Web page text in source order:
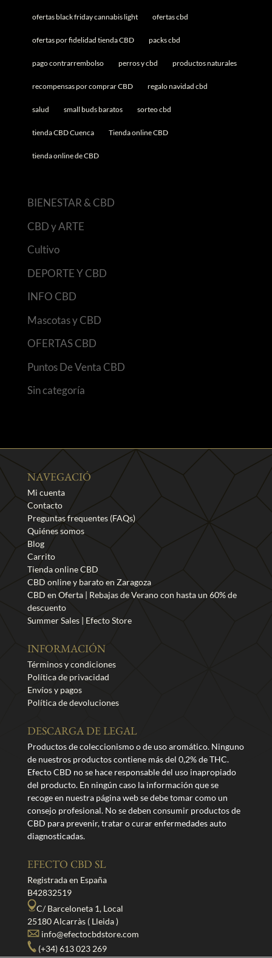
ofertas black friday cannabis light ofertas cbd
ofertas por fidelidad tienda CBD packs cbd
pago contrarrembolso perros y cbd productos naturales
recompensas por comprar CBD regalo navidad cbd
salud small buds baratos sorteo cbd
tienda CBD Cuenca Tienda online CBD
tienda online de CBD
BIENESTAR & CBD
CBD y ARTE
Cultivo
DEPORTE Y CBD
INFO CBD
Mascotas y CBD
OFERTAS CBD
Puntos De Venta CBD
Sin categoría
NAVEGACIÓ
Mi cuenta
Contacto
Preguntas frequentes (FAQs)
Quiénes somos
Blog
Carrito
Tienda online CBD
CBD online y barato en Zaragoza
CBD en Oferta | Rebajas de Verano con hasta un 60% de
descuento
Summer Sales | Efecto Store
INFORMACIÓN
Términos y condiciones
Política de privacidad
Envíos y pagos
Política de devoluciones
DESCARGA DE LEGAL
Productos de coleccionismo o de uso aromático. Ninguno
de nuestros productos contiene más del 0,2% de THC.
Efecto CBD no se hace responsable del uso inapropiado
del producto. En ningún caso la información que se
recoge en nuestra página web se debe tomar como un
consejo profesional. No se deben consumir productos de
CBD para prevenir, tratar o curar enfermedades auto
diagnosticadas.
EFECTO CBD SL
Registrada en España
B42832519
C/ Barceloneta 1, Local
25180 Alcarràs ( Lleida )
info@efectocbdstore.com
(+34) 613 023 269